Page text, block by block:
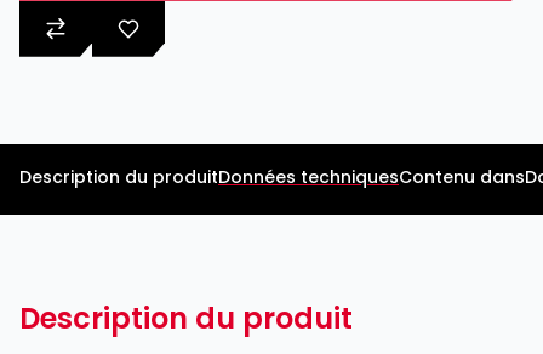
Description du produitDonnées techniquesContenu dans
Description du produit